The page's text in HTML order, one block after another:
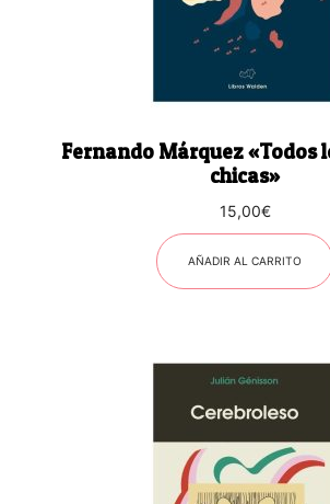
Fernando Márquez «Todos
chicas»
15,00€
AÑADIR AL CARRITO